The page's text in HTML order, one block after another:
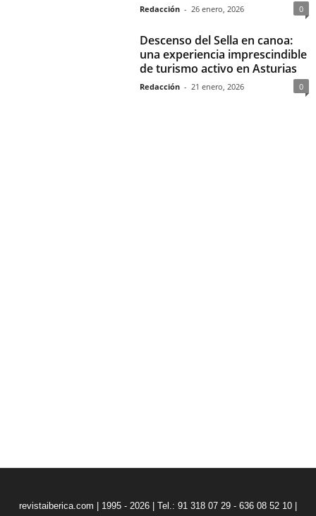
Redacción - 26 enero, 2026 0
Descenso del Sella en canoa:
una experiencia imprescindible
de turismo activo en Asturias
Redacción - 21 enero, 2026 0
revistaiberica.com | 1995 - 2026 | Tel.: 91 318 07 29 - 636 08 52 10 |